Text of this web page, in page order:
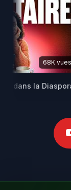
68K vues
dans la Diaspora